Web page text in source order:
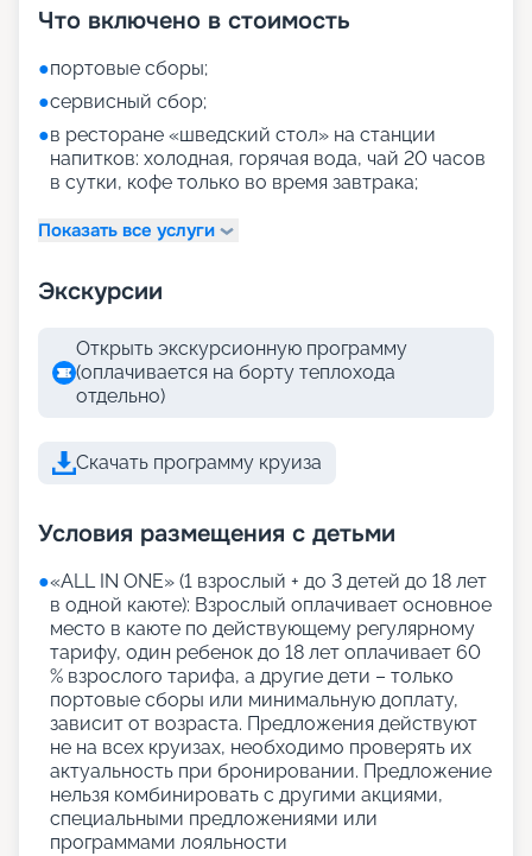
Что включено в стоимость
●портовые сборы;
●сервисный сбор;
●в ресторане «шведский стол» на станции
напитков: холодная, горячая вода, чай 20 часов
в сутки, кофе только во время завтрака;
Показать все услуги
Экскурсии
Открыть экскурсионную программу
(оплачивается на борту теплохода
отдельно)
Скачать программу круиза
Условия размещения с детьми
●«АLL IN ONE» (1 взрослый + до 3 детей до 18 лет
в одной каюте): Взрослый оплачивает основное
место в каюте по действующему регулярному
тарифу, один ребенок до 18 лет оплачивает 60
% взрослого тарифа, а другие дети – только
портовые сборы или минимальную доплату,
зависит от возраста. Предложения действуют
не на всех круизах, необходимо проверять их
актуальность при бронировании. Предложение
нельзя комбинировать с другими акциями,
специальными предложениями или
программами лояльности